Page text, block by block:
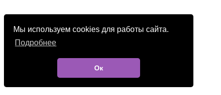
Мы используем cookies для работы сайта.
Подробнее
Ок